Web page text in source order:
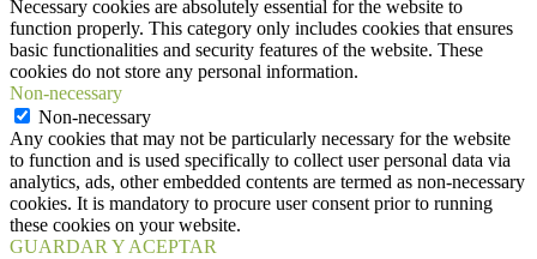
Necessary cookies are absolutely essential for the website to
function properly. This category only includes cookies that ensures
basic functionalities and security features of the website. These
cookies do not store any personal information.
Non-necessary
Non-necessary
Any cookies that may not be particularly necessary for the website
to function and is used specifically to collect user personal data via
analytics, ads, other embedded contents are termed as non-necessary
cookies. It is mandatory to procure user consent prior to running
these cookies on your website.
GUARDAR Y ACEPTAR